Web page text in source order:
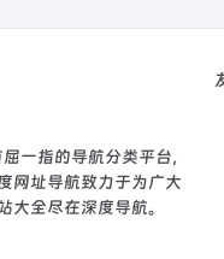
一指的导航分类平台，
网址导航致力于为广大
大全尽在深度导航。